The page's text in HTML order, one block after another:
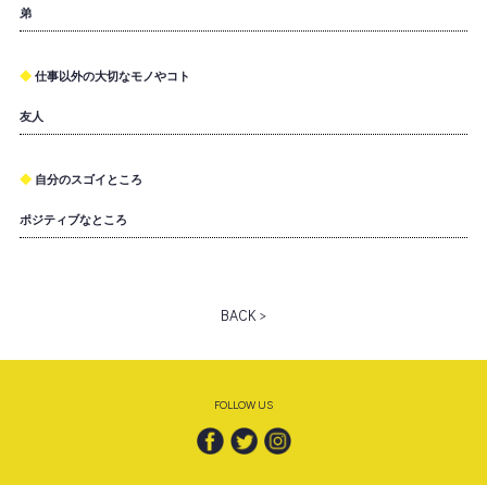
弟
仕事以外の大切なモノやコト
友人
自分のスゴイところ
ポジティブなところ
BACK >
FOLLOW US